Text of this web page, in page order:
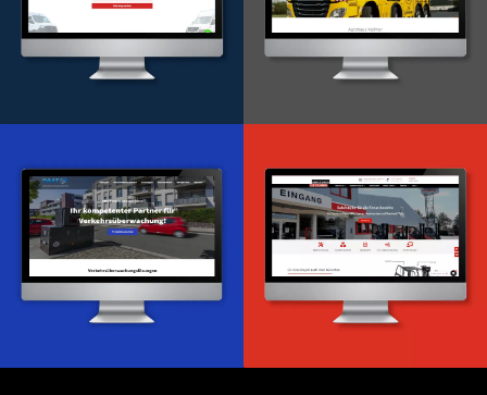
WordPress Entwicklung
Webdesign & -entwicklung